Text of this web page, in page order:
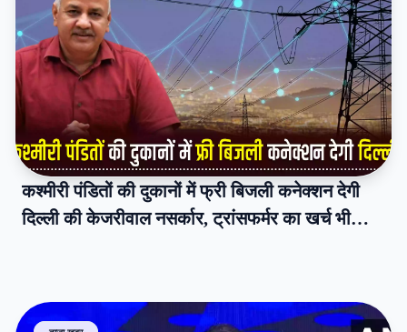
कश्मीरी पंडितों की दुकानों में फ्री बिजली कनेक्शन देगी
दिल्ली की केजरीवाल नसर्कार, ट्रांसफर्मर का खर्च भी